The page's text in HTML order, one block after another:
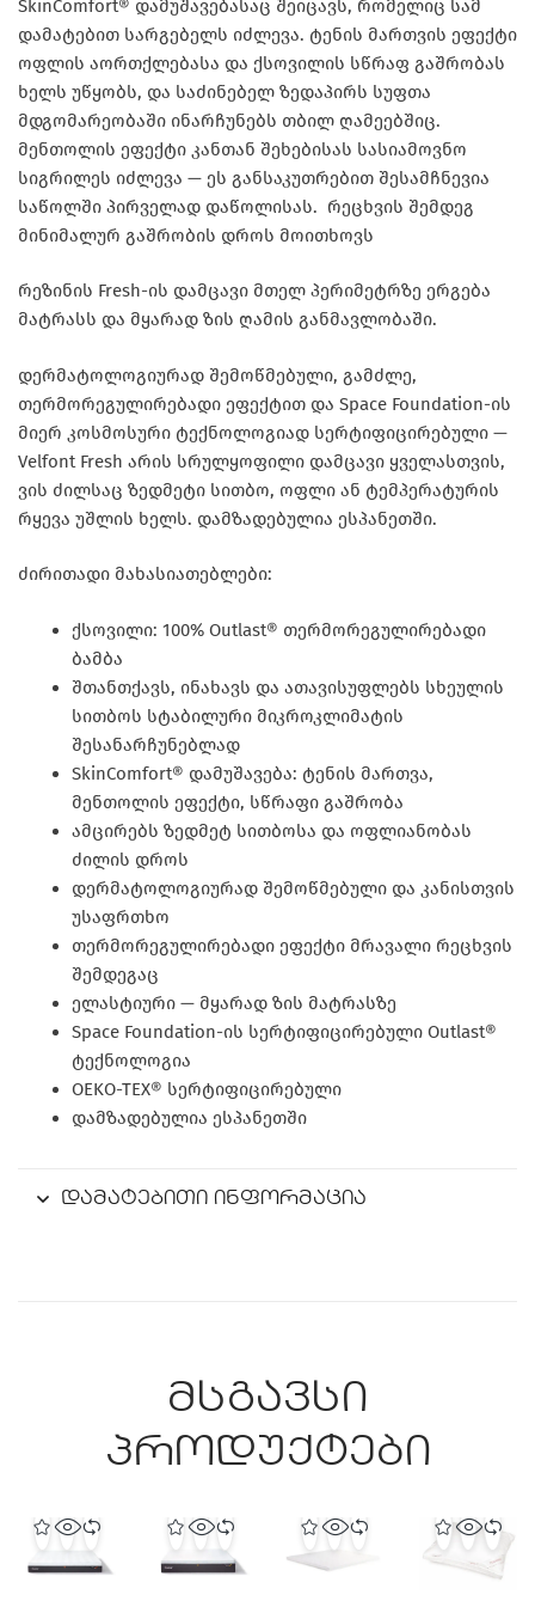
SkinComfort® დამუშავებასაც შეიცავს, რომელიც სამ
დამატებით სარგებელს იძლევა. ტენის მართვის ეფექტი
ოფლის აორთქლებასა და ქსოვილის სწრაფ გაშრობას
ხელს უწყობს, და საძინებელ ზედაპირს სუფთა
მდგომარეობაში ინარჩუნებს თბილ ღამეებშიც.
მენთოლის ეფექტი კანთან შეხებისას სასიამოვნო
სიგრილეს იძლევა — ეს განსაკუთრებით შესამჩნევია
საწოლში პირველად დაწოლისას. რეცხვის შემდეგ
მინიმალურ გაშრობის დროს მოითხოვს
რეზინის Fresh-ის დამცავი მთელ პერიმეტრზე ერგება
მატრასს და მყარად ზის ღამის განმავლობაში.
დერმატოლოგიურად შემოწმებული, გამძლე,
თერმორეგულირებადი ეფექტით და Space Foundation-ის
მიერ კოსმოსური ტექნოლოგიად სერტიფიცირებული —
Velfont Fresh არის სრულყოფილი დამცავი ყველასთვის,
ვის ძილსაც ზედმეტი სითბო, ოფლი ან ტემპერატურის
რყევა უშლის ხელს. დამზადებულია ესპანეთში.
ძირითადი მახასიათებლები:
ქსოვილი: 100% Outlast® თერმორეგულირებადი
ბამბა
შთანთქავს, ინახავს და ათავისუფლებს სხეულის
სითბოს სტაბილური მიკროკლიმატის
შესანარჩუნებლად
SkinComfort® დამუშავება: ტენის მართვა,
მენთოლის ეფექტი, სწრაფი გაშრობა
ამცირებს ზედმეტ სითბოსა და ოფლიანობას
ძილის დროს
დერმატოლოგიურად შემოწმებული და კანისთვის
უსაფრთხო
თერმორეგულირებადი ეფექტი მრავალი რეცხვის
შემდეგაც
ელასტიური — მყარად ზის მატრასზე
Space Foundation-ის სერტიფიცირებული Outlast®
ტექნოლოგია
OEKO-TEX® სერტიფიცირებული
დამზადებულია ესპანეთში
დამატებითი ინფორმაცია
მსგავსი
პროდუქტები